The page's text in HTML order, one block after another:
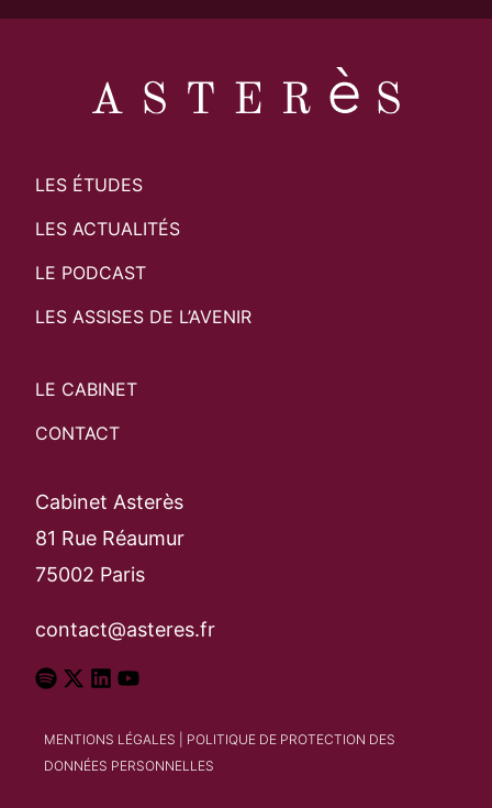
LES ÉTUDES
LES ACTUALITÉS
LE PODCAST
LES ASSISES DE L’AVENIR
LE CABINET
CONTACT
Cabinet Asterès
81 Rue Réaumur
75002 Paris
contact@asteres.fr
MENTIONS LÉGALES
POLITIQUE DE PROTECTION DES
DONNÉES PERSONNELLES